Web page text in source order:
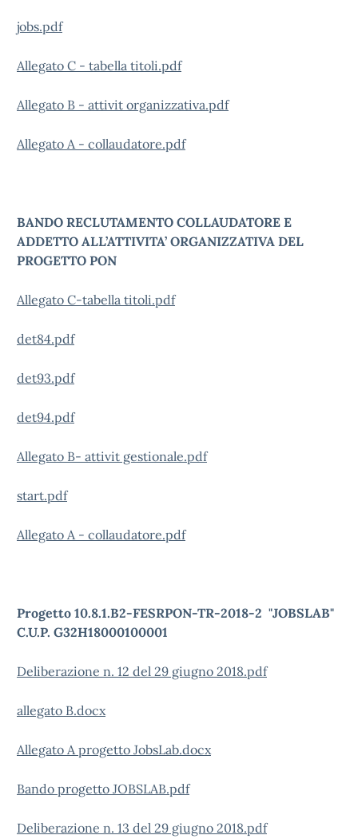
jobs.pdf
Allegato C - tabella titoli.pdf
Allegato B - attivit organizzativa.pdf
Allegato A - collaudatore.pdf
BANDO RECLUTAMENTO COLLAUDATORE E
ADDETTO ALL’ATTIVITA’ ORGANIZZATIVA DEL
PROGETTO PON
Allegato C-tabella titoli.pdf
det84.pdf
det93.pdf
det94.pdf
Allegato B- attivit gestionale.pdf
start.pdf
Allegato A - collaudatore.pdf
Progetto 10.8.1.B2-FESRPON-TR-2018-2 "JOBSLAB"
C.U.P. G32H18000100001
Deliberazione n. 12 del 29 giugno 2018.pdf
allegato B.docx
Allegato A progetto JobsLab.docx
Bando progetto JOBSLAB.pdf
Deliberazione n. 13 del 29 giugno 2018.pdf